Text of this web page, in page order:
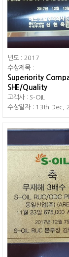
년도: 2017
수상제목:
Superiority
SHE/Quality
고객사 : S-OIL
수상일자: 13th Dec,